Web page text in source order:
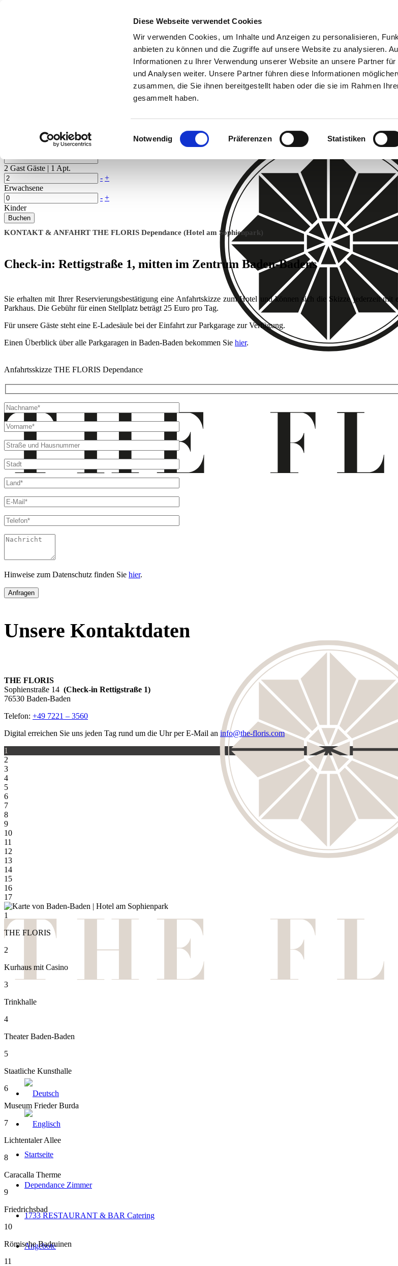
Diese Webseite verwendet Cookies
Wir verwenden Cookies, um Inhalte und Anzeigen zu personalisieren,
anbieten zu können und die Zugriffe auf unsere Website zu analysieren.
Informationen zu Ihrer Verwendung unserer Website an unsere Partner
und Analysen weiter. Unsere Partner führen diese Informationen
zusammen, die Sie ihnen bereitgestellt haben oder die sie im Rahmen
gesammelt haben.
Einwilligungsauswahl
Notwendig Präferenzen Statistiken
info@hotel-am-sophienpark.de
Startseite
Dependance Zimmer
1733 RESTAURANT & BAR Catering
Angebote
2 Gast Gäste | 1 Apt.
- +
Erwachsene
- +
Kinder
KONTAKT & ANFAHRT THE FLORIS Dependance (Hotel am Sophienpark)
Check-in: Rettigstraße 1, mitten im Zentrum Baden-Badens
Sie erhalten mit Ihrer Reservierungsbestätigung eine Anfahrtskizze zum Hotel und können sich die Skizze jederzeit
Parkhaus. Die Gebühr für einen Stellplatz beträgt 25 Euro pro Tag.
Für unsere Gäste steht eine E-Ladesäule bei der Einfahrt zur Parkgarage zur Verfügung.
Einen Überblick über alle Parkgaragen in Baden-Baden bekommen Sie hier.
Anfahrtsskizze THE FLORIS Dependance
Hinweise zum Datenschutz finden Sie hier.
Unsere Kontakt­daten
THE FLORIS
Sophienstraße 14 (Check-in Rettigstraße 1)
76530 Baden-Baden
Telefon: +49 7221 – 3560
Digital erreichen Sie uns jeden Tag rund um die Uhr per E-Mail an info@the-floris.com
1
2
3
4
5
6
7
8
9
10
11
12
13
14
15
16
17
1
THE FLORIS
2
Kurhaus mit Casino
3
Trinkhalle
4
Theater Baden-Baden
5
Staatliche Kunsthalle
6
Museum Frieder Burda
7
Lichtentaler Allee
8
Caracalla Therme
9
Friedrichsbad
10
Römische Badruinen
11